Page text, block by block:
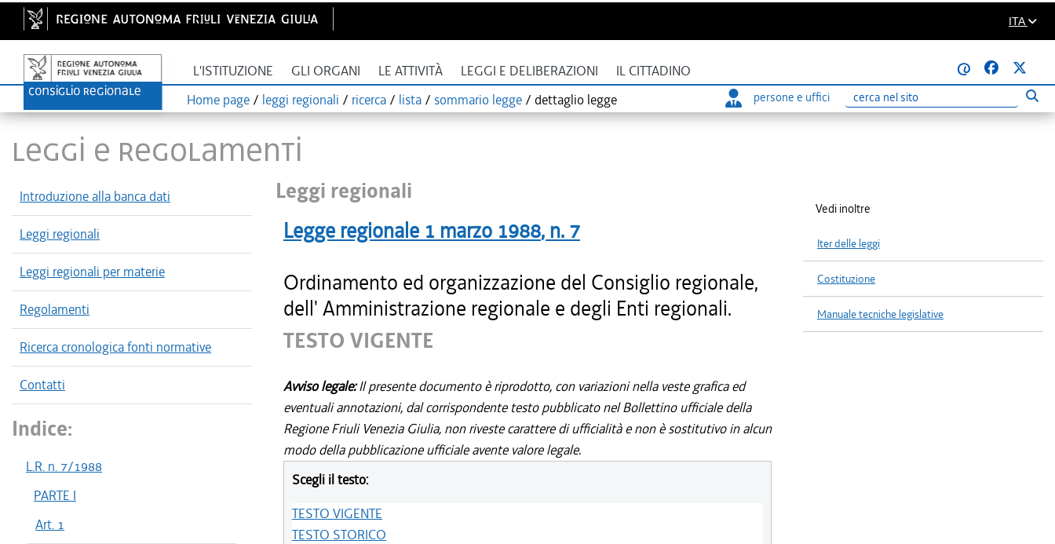
ITA
L'ISTITUZIONE GLI ORGANI LE ATTIVITÀ LEGGI E DELIBERAZIONI IL CITTADINO
@
Home page / leggi regionali / ricerca / lista / sommario legge / dettaglio legge persone e uffici
Ricerca
LEGGI E REGOLAMENTI
Introduzione alla banca dati
Leggi regionali
Leggi regionali per materie
Regolamenti
Ricerca cronologica fonti normative
Contatti
Indice:
L.R. n. 7/1988
PARTE I
Art. 1
Leggi regionali
Legge regionale 1 marzo 1988, n. 7
Ordinamento ed organizzazione del Consiglio regionale,
dell' Amministrazione regionale e degli Enti regionali.
TESTO VIGENTE
Avviso legale:Il presente documento è riprodotto, con variazioni nella veste grafica ed
eventuali annotazioni, dal corrispondente testo pubblicato nel Bollettino ufficiale della
Regione Friuli Venezia Giulia, non riveste carattere di ufficialità e non è sostitutivo in alcun
modo della pubblicazione ufficiale avente valore legale.
Scegli il testo:
TESTO VIGENTE
TESTO STORICO
Vedi inoltre
Iter delle leggi
Costituzione
Manuale tecniche legislative